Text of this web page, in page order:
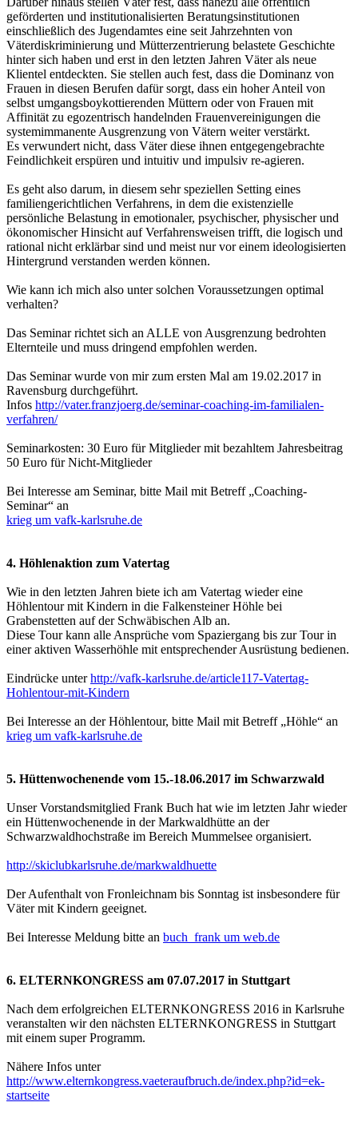
geförderten und institutionalisierten Beratungsinstitutionen
einschließlich des Jugendamtes eine seit Jahrzehnten von
Väterdiskriminierung und Mütterzentrierung belastete Geschichte
hinter sich haben und erst in den letzten Jahren Väter als neue
Klientel entdeckten. Sie stellen auch fest, dass die Dominanz von
Frauen in diesen Berufen dafür sorgt, dass ein hoher Anteil von
selbst umgangsboykottierenden Müttern oder von Frauen mit
Affinität zu egozentrisch handelnden Frauenvereinigungen die
systemimmanente Ausgrenzung von Vätern weiter verstärkt.
Es verwundert nicht, dass Väter diese ihnen entgegengebrachte
Feindlichkeit erspüren und intuitiv und impulsiv re-agieren.
Es geht also darum, in diesem sehr speziellen Setting eines
familiengerichtlichen Verfahrens, in dem die existenzielle
persönliche Belastung in emotionaler, psychischer, physischer und
ökonomischer Hinsicht auf Verfahrensweisen trifft, die logisch und
rational nicht erklärbar sind und meist nur vor einem ideologisierten
Hintergrund verstanden werden können.
Wie kann ich mich also unter solchen Voraussetzungen optimal
verhalten?
Das Seminar richtet sich an ALLE von Ausgrenzung bedrohten
Elternteile und muss dringend empfohlen werden.
Das Seminar wurde von mir zum ersten Mal am 19.02.2017 in
Ravensburg durchgeführt.
Infos http://vater.franzjoerg.de/seminar-coaching-im-familialen-
verfahren/
Seminarkosten: 30 Euro für Mitglieder mit bezahltem Jahresbeitrag
50 Euro für Nicht-Mitglieder
Bei Interesse am Seminar, bitte Mail mit Betreff „Coaching-
Seminar“ an
krieg um vafk-karlsruhe.de
4. Höhlenaktion zum Vatertag
Wie in den letzten Jahren biete ich am Vatertag wieder eine
Höhlentour mit Kindern in die Falkensteiner Höhle bei
Grabenstetten auf der Schwäbischen Alb an.
Diese Tour kann alle Ansprüche vom Spaziergang bis zur Tour in
einer aktiven Wasserhöhle mit entsprechender Ausrüstung bedienen.
Eindrücke unterhttp://vafk-karlsruhe.de/article117-Vatertag-
Hohlentour-mit-Kindern
Bei Interesse an der Höhlentour, bitte Mail mit Betreff „Höhle“ an
krieg um vafk-karlsruhe.de
5. Hüttenwochenende vom 15.-18.06.2017 im Schwarzwald
Unser Vorstandsmitglied Frank Buch hat wie im letzten Jahr wieder
ein Hüttenwochenende in der Markwaldhütte an der
Schwarzwaldhochstraße im Bereich Mummelsee organisiert.
http://skiclubkarlsruhe.de/markwaldhuette
Der Aufenthalt von Fronleichnam bis Sonntag ist insbesondere für
Väter mit Kindern geeignet.
Bei Interesse Meldung bitte an buch_frank um web.de
6. ELTERNKONGRESS am 07.07.2017 in Stuttgart
Nach dem erfolgreichen ELTERNKONGRESS 2016 in Karlsruhe
veranstalten wir den nächsten ELTERNKONGRESS in Stuttgart
mit einem super Programm.
Nähere Infos unter
http://www.elternkongress.vaeteraufbruch.de/index.php?id=ek-
startseite